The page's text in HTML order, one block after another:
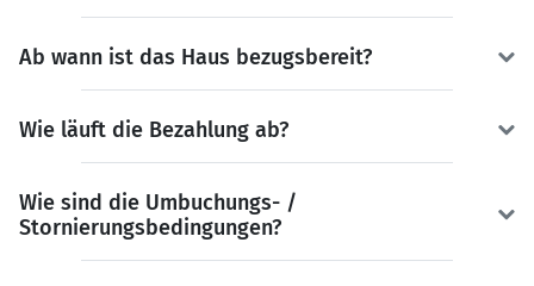
Ab wann ist das Haus bezugsbereit?
Wie läuft die Bezahlung ab?
Wie sind die Umbuchungs- /
Stornierungsbedingungen?